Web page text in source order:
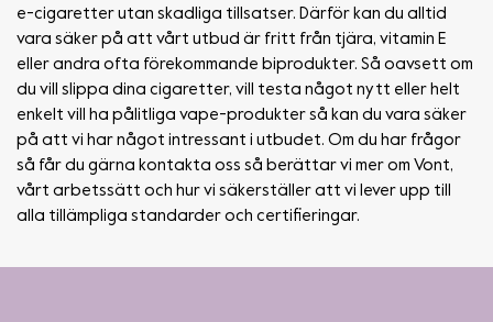
e-cigaretter utan skadliga tillsatser. Därför kan du alltid
vara säker på att vårt utbud är fritt från tjära, vitamin E
eller andra ofta förekommande biprodukter. Så oavsett om
du vill slippa dina cigaretter, vill testa något nytt eller helt
enkelt vill ha pålitliga vape-produkter så kan du vara säker
på att vi har något intressant i utbudet. Om du har frågor
så får du gärna kontakta oss så berättar vi mer om Vont,
vårt arbetssätt och hur vi säkerställer att vi lever upp till
alla tillämpliga standarder och certifieringar.